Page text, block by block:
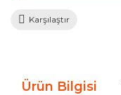
Karşılaştır
Ürün Bilgisi